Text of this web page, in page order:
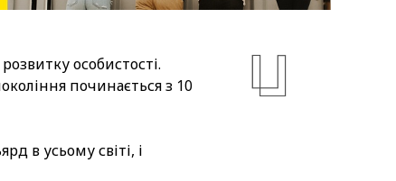
особистості.
починається з 10
в усьому світі, і